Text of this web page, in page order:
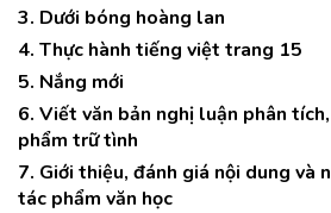
3. Dưới bóng hoàng lan
4. Thực hành tiếng việt trang 15
5. Nắng mới
6. Viết văn bản nghị luận phân
phẩm trữ tình
7. Giới thiệu, đánh giá nội dung và
tác phẩm văn học